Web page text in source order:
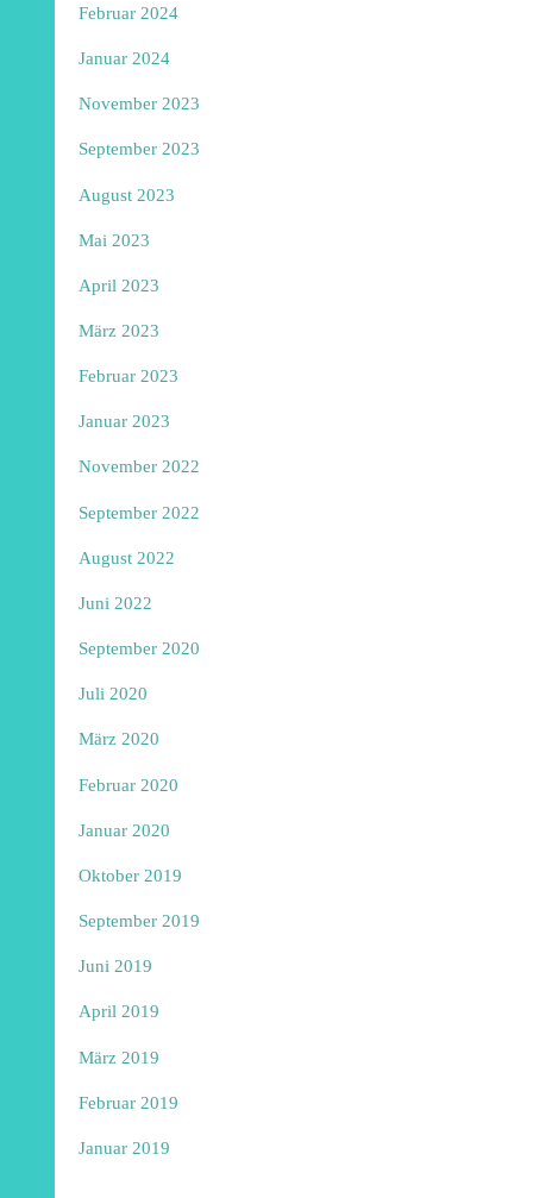
Februar 2024
Januar 2024
November 2023
September 2023
August 2023
Mai 2023
April 2023
März 2023
Februar 2023
Januar 2023
November 2022
September 2022
August 2022
Juni 2022
September 2020
Juli 2020
März 2020
Februar 2020
Januar 2020
Oktober 2019
September 2019
Juni 2019
April 2019
März 2019
Februar 2019
Januar 2019